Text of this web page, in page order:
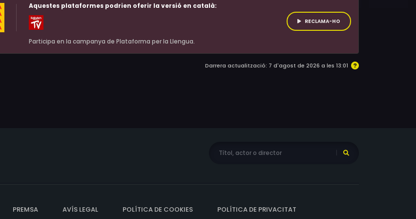
Aquestes plataformes podrien oferir la versió en català:
Participa en la campanya de Plataforma per la Llengua.
RECLAMA-HO
Darrera actualització: 7 d'agost de 2026 a les 13:01
PREMSA AVÍS LEGAL POLÍTICA DE COOKIES POLÍTICA DE PRIVACITAT